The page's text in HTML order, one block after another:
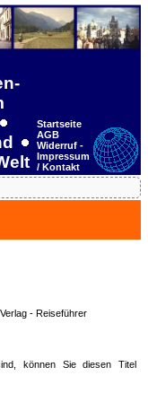
Startseite
AGB
Widerruf -
Impressum
/ Kontakt
- Reiseführer
können Sie diesen Titel